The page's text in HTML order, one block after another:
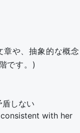
や、抽象的な概念
です。)
しない
with her